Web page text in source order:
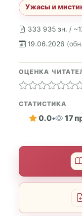
333 935 зн. /
19.06.2026
Ужасы и
ОЦЕНКА
СТАТИСТИКА
0.0• 17